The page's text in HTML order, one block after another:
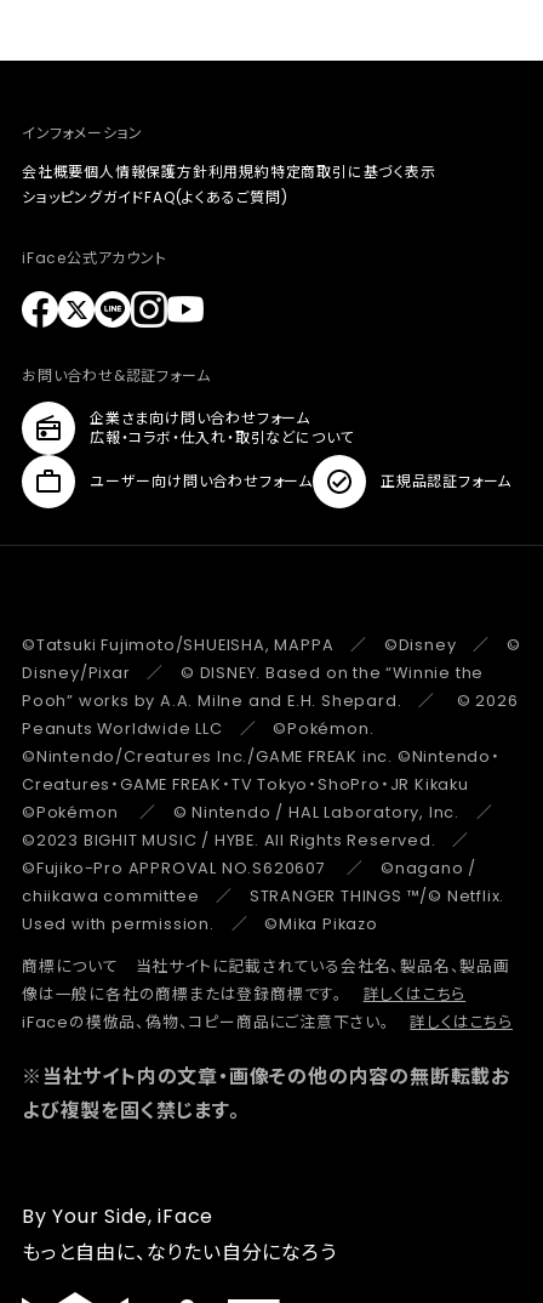
インフォメーション
会社概要個人情報保護方針利用規約特定商取引に基づく表示
ショッピングガイドFAQ(よくあるご質問)
iFace公式アカウント
お問い合わせ&認証フォーム
企業さま向け問い合わせフォーム
広報・コラボ・仕入れ・取引などについて
ユーザー向け問い合わせフォーム 正規品認証フォーム
©Tatsuki Fujimoto/SHUEISHA, MAPPA ／ ©Disney ／ ©
Disney/Pixar ／ © DISNEY. Based on the “Winnie the
Pooh” works by A.A. Milne and E.H. Shepard. ／ © 2026
Peanuts Worldwide LLC ／ ©Pokémon.
©Nintendo/Creatures Inc./GAME FREAK inc. ©Nintendo・
Creatures・GAME FREAK・TV Tokyo・ShoPro・JR Kikaku
©Pokémon ／ © Nintendo / HAL Laboratory, Inc. ／
©2023 BIGHIT MUSIC / HYBE. All Rights Reserved. ／
©Fujiko-Pro APPROVAL NO.S620607 ／ ©nagano /
chiikawa committee ／ STRANGER THINGS ™/© Netflix.
Used with permission. ／ ©Mika Pikazo
商標について 当社サイトに記載されている会社名、製品名、製品画
像は一般に各社の商標または登録商標です。
詳しくはこちら
iFaceの模倣品、偽物、コピー商品にご注意下さい。
詳しくはこちら
※当社サイト内の文章・画像その他の内容の無断転載お
よび複製を固く禁じます。
By Your Side, iFace
もっと自由に、なりたい自分になろう